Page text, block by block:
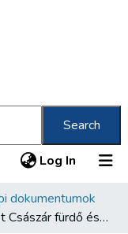
Search
Log In (current)
dokumentumok
Budapest Császár fürdő és szálló : gyógyudvar fedett terasszal